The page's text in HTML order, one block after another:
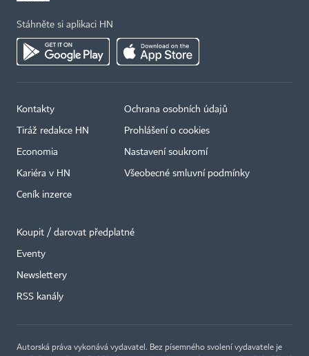
Stáhněte si aplikaci HN
Kontakty
Tiráž redakce HN
Economia
Kariéra v HN
Ceník inzerce
Ochrana osobních údajů
Prohlášení o cookies
Nastavení soukromí
Všeobecné smluvní podmínky
Koupit / darovat předplatné
Eventy
Newslettery
RSS kanály
Autorská práva vykonává vydavatel. Bez písemného svolení vydavatele je